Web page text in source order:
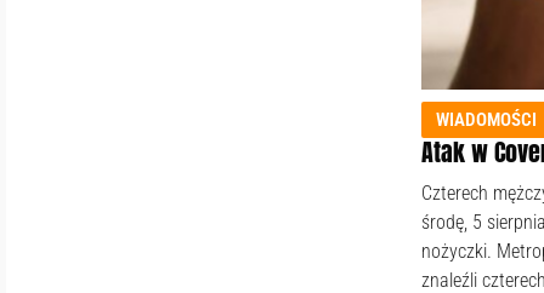
WIADOMOŚCI
Atak w
Czterech
środę, 5
nożyczki.
znaleźli